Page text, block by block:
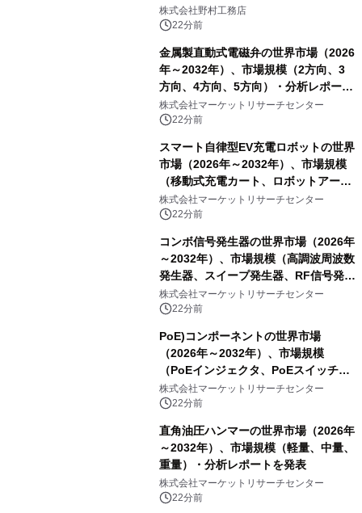
こだわる」
株式会社野村工務店
22分前
金属製直動式電磁弁の世界市場（2026
年～2032年）、市場規模（2方向、3
方向、4方向、5方向）・分析レポート
を発表
株式会社マーケットリサーチセンター
22分前
スマート自律型EV充電ロボットの世界
市場（2026年～2032年）、市場規模
（移動式充電カート、ロボットアーム
式充電システム、その他）・分析レポ
ートを発表
株式会社マーケットリサーチセンター
22分前
コンボ信号発生器の世界市場（2026年
～2032年）、市場規模（高調波周波数
発生器、スイープ発生器、RF信号発生
器、その他）・分析レポートを発表
株式会社マーケットリサーチセンター
22分前
PoE)コンポーネントの世界市場
（2026年～2032年）、市場規模
（PoEインジェクタ、PoEスイッチ、
PoEスプリッタ、PoE電源供給装置
（PSE）、PoE給電機器（PD）、PoE
アダプタ、その他）・分析レポートを
発表
株式会社マーケットリサーチセンター
22分前
直角油圧ハンマーの世界市場（2026年
～2032年）、市場規模（軽量、中量、
重量）・分析レポートを発表
株式会社マーケットリサーチセンター
22分前